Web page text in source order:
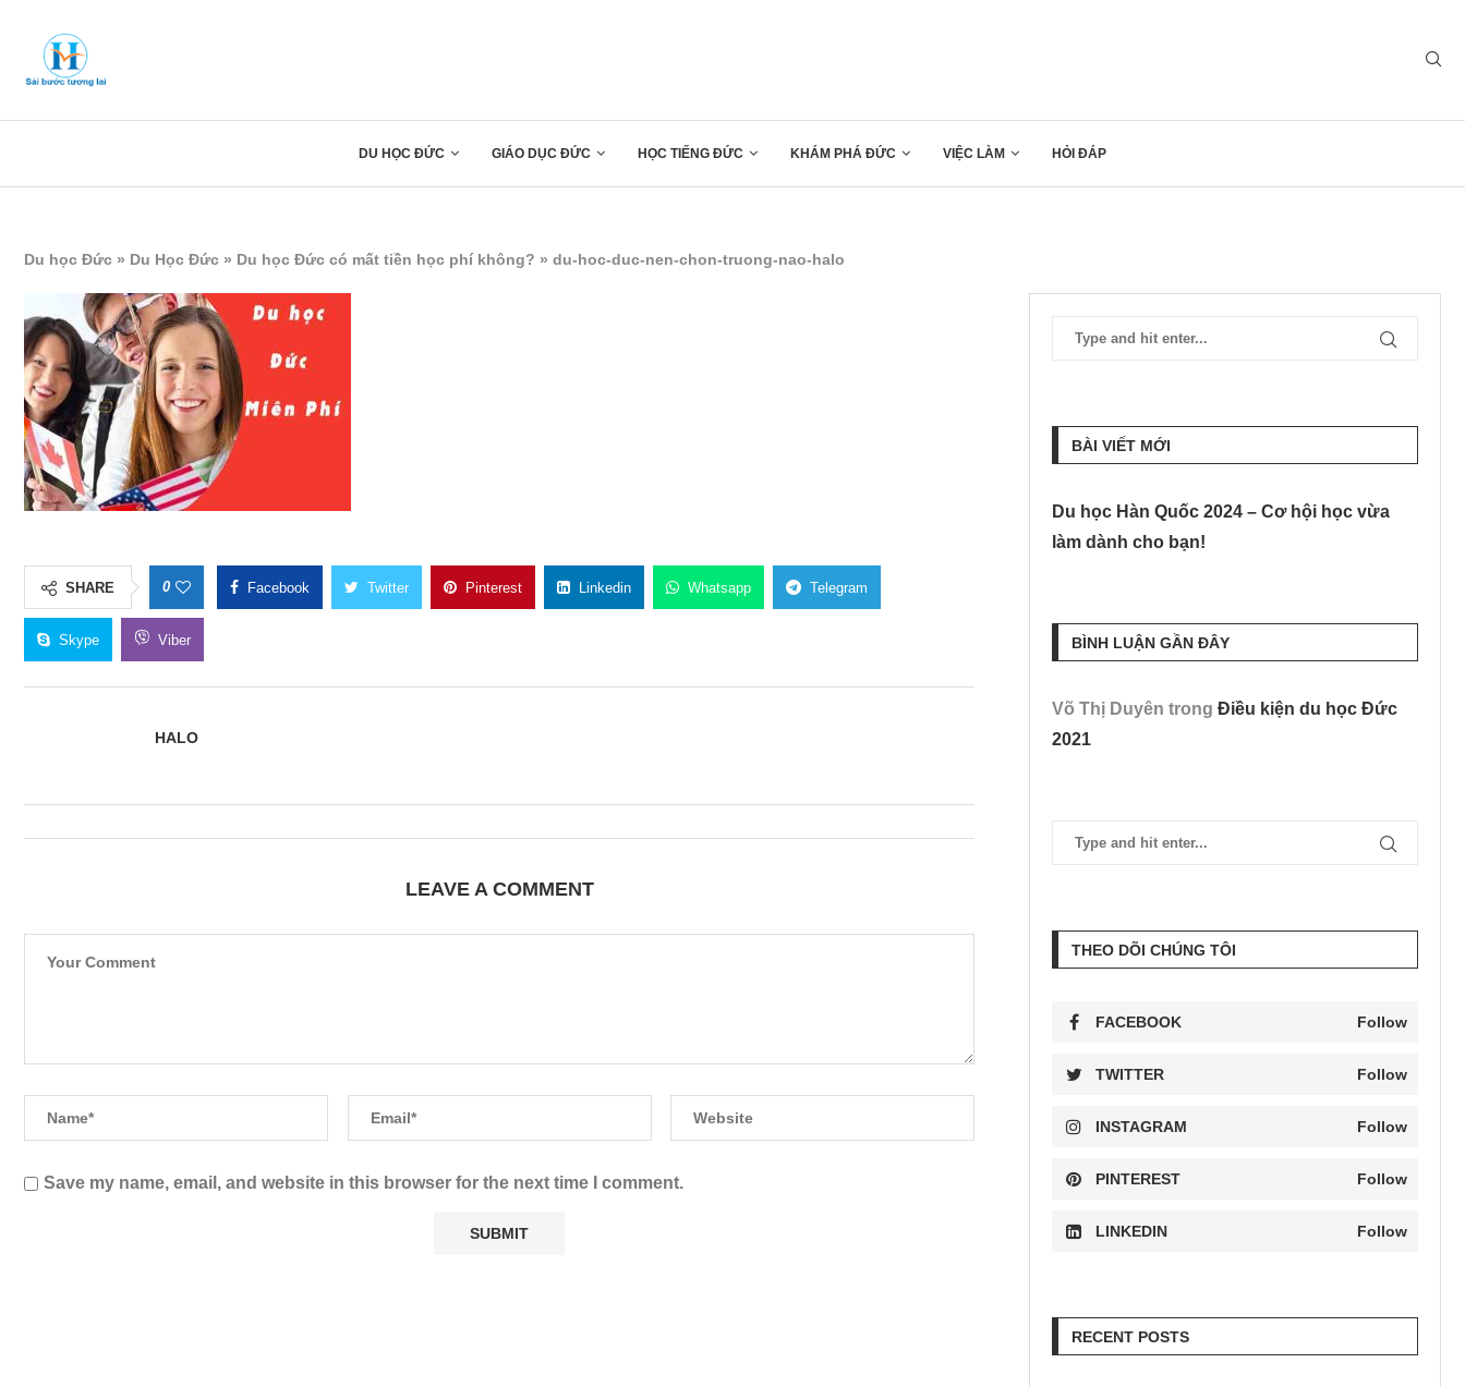
DU HỌC ĐỨC GIÁO DỤC ĐỨC HỌC TIẾNG ĐỨC KHÁM PHÁ ĐỨC VIỆC LÀM HỎI ĐÁP
Du học Đức » Du Học Đức » Du học Đức có mất tiền học phí không? » du-hoc-duc-nen-chon-truong-nao-halo
SHARE 0 Facebook Twitter Pinterest Linkedin Whatsapp Telegram
Skype Viber
HALO
LEAVE A COMMENT
Save my name, email, and website in this browser for the next time I comment.
BÀI VIẾT MỚI
Du học Hàn Quốc 2024 – Cơ hội học vừa
làm dành cho bạn!
BÌNH LUẬN GẦN ĐÂY
Võ Thị Duyên trongĐiều kiện du học Đức
2021
THEO DÕI CHÚNG TÔI
FACEBOOK Follow
TWITTER Follow
INSTAGRAM Follow
PINTEREST Follow
LINKEDIN Follow
RECENT POSTS